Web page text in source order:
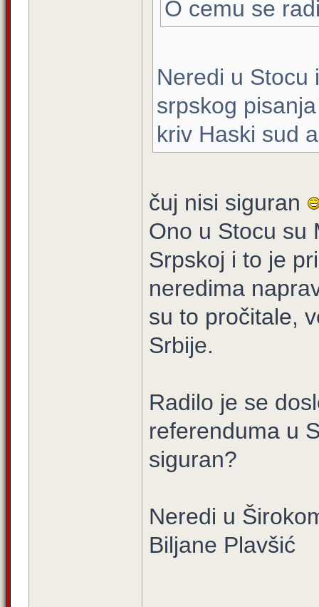
O cemu se
Neredi u Stocu
srpskog
kriv Haski sud
čuj nisi siguran
Ono u Stocu su
Srpskoj i to je
neredima
su to pročitale,
Srbije.
Radilo je se
referenduma u
siguran?
Neredi u
Biljane Plavšić